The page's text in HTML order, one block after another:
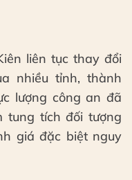
liên tục thay đổi
nhiều tỉnh, thành
lượng công an đã
tung tích đối tượng
giá đặc biệt nguy